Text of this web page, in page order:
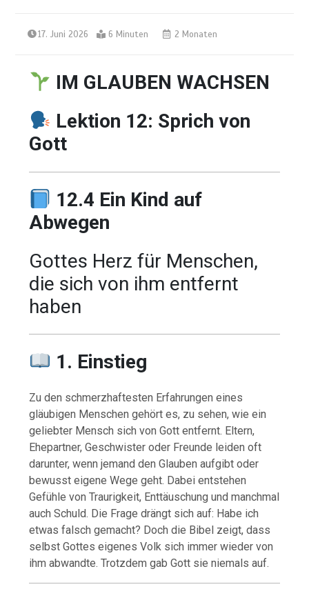
17. Juni 2026 6 Minuten 2 Monaten
IM GLAUBEN WACHSEN
Lektion 12: Sprich von
Gott
12.4 Ein Kind auf
Abwegen
Gottes Herz für Menschen,
die sich von ihm entfernt
haben
1. Einstieg
Zu den schmerzhaftesten Erfahrungen eines
gläubigen Menschen gehört es, zu sehen, wie ein
geliebter Mensch sich von Gott entfernt. Eltern,
Ehepartner, Geschwister oder Freunde leiden oft
darunter, wenn jemand den Glauben aufgibt oder
bewusst eigene Wege geht. Dabei entstehen
Gefühle von Traurigkeit, Enttäuschung und manchmal
auch Schuld. Die Frage drängt sich auf: Habe ich
etwas falsch gemacht? Doch die Bibel zeigt, dass
selbst Gottes eigenes Volk sich immer wieder von
ihm abwandte. Trotzdem gab Gott sie niemals auf.